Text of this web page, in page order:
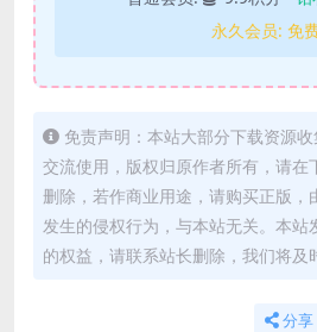
永久会员: 免
免责声明：本站大部分下载资源
交流使用，版权归原作者所有，请在
删除，若作商业用途，请购买正版，
发生的侵权行为，与本站无关。本站
的权益，请联系站长删除，我们将及
分享